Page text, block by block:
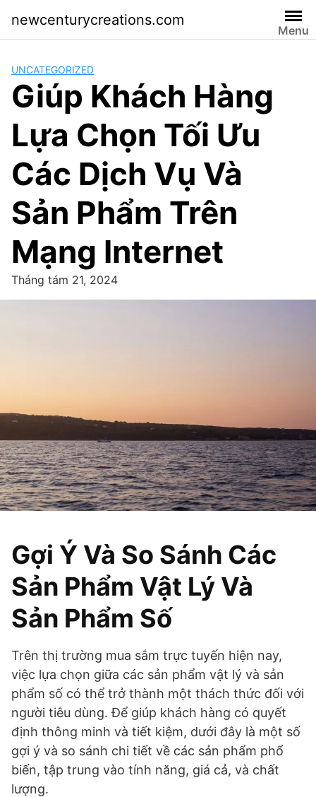
content
newcenturycreations.com
Menu
UNCATEGORIZED
Giúp Khách Hàng
Lựa Chọn Tối Ưu
Các Dịch Vụ Và
Sản Phẩm Trên
Mạng Internet
Tháng tám 21, 2024
Gợi Ý Và So Sánh Các
Sản Phẩm Vật Lý Và
Sản Phẩm Số
Trên thị trường mua sắm trực tuyến hiện nay,
việc lựa chọn giữa các sản phẩm vật lý và sản
phẩm số có thể trở thành một thách thức đối với
người tiêu dùng. Để giúp khách hàng có quyết
định thông minh và tiết kiệm, dưới đây là một số
gợi ý và so sánh chi tiết về các sản phẩm phổ
biến, tập trung vào tính năng, giá cả, và chất
lượng.